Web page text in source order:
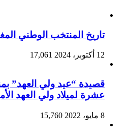
تاريخ المنتخب الوطني
12 أكتوبر، 2024 17,061
قصيدة “عيد ولي العهد”
عشرة لميلاد ولي العهد
8 مايو، 2022 15,760